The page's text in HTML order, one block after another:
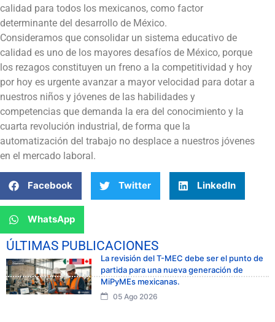
calidad para todos los mexicanos, como factor
determinante del desarrollo de México.
Consideramos que consolidar un sistema educativo de
calidad es uno de los mayores desafíos de México, porque
los rezagos constituyen un freno a la competitividad y hoy
por hoy es urgente avanzar a mayor velocidad para dotar a
nuestros niños y jóvenes de las habilidades y
competencias que demanda la era del conocimiento y la
cuarta revolución industrial, de forma que la
automatización del trabajo no desplace a nuestros jóvenes
en el mercado laboral.
Facebook Twitter LinkedIn
WhatsApp
ÚLTIMAS PUBLICACIONES
La revisión del T-MEC debe ser el punto de
partida para una nueva generación de
MiPyMEs mexicanas.
05 Ago 2026